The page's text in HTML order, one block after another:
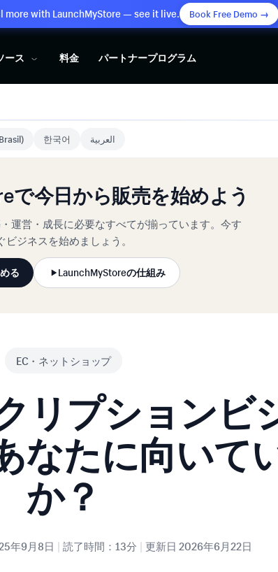
more with LaunchMyStore — see it live. Book Free Demo →
ース 料金 パートナープログラム
한국어 العربية
で今日から販売を始めよう
運営・成長に必要なすべてが揃っています。今す
ビジネスを始めましょう。
る LaunchMyStoreの仕組み
EC・ネットショップ
リプションビ
なたに向いて
か？
年9月8日 | 読了時間：13分 | 更新日 2026年6月22日